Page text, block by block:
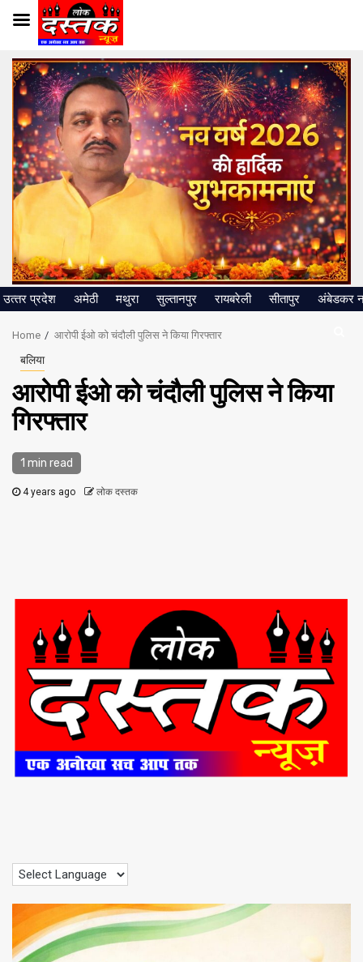
Skip
content
उत्‍तर प्रदेश अमेठी मथुरा सुल्तानपुर रायबरेली सीतापुर अंबेडकर
Home आरोपी ईओ को चंदौली पुलिस ने किया गिरफ्तार
बलिया
आरोपी ईओ को चंदौली पुलिस ने किया
गिरफ्तार
1 min read
4 years ago लोक दस्तक